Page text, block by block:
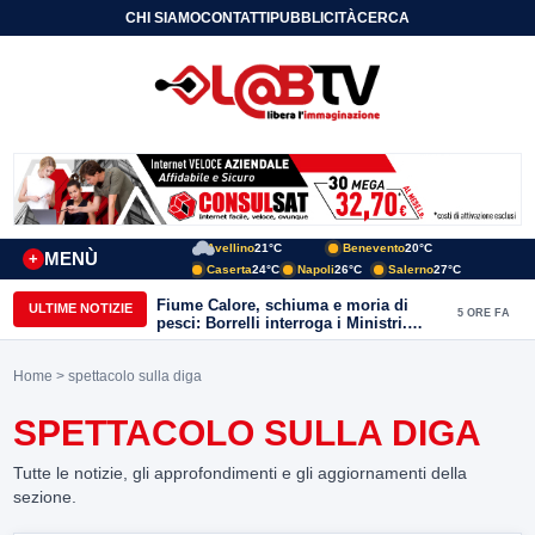
CHI SIAMOCONTATTIPUBBLICITÀCERCA
MENÙ
+
Avellino21°C Benevento20°C
Caserta24°C Napoli26°C Salerno27°C
ULTIME NOTIZIE
Fiume Calore, schiuma e moria di
pesci: Borrelli interroga i Ministri.
“Benevento paga l’assenza del
5 ORE FA
Home > spettacolo sulla diga
SPETTACOLO SULLA DIGA
Tutte le notizie, gli approfondimenti e gli aggiornamenti della
sezione.